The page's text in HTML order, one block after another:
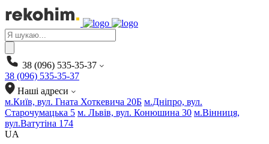
Products
search
38 (096) 535-35-37
38 (096) 535-35-37
Наші адреси
м.Київ, вул. Гната Хоткевича 20Б м.Дніпро, вул.
Старочумацька 5 м. Львів, вул. Конюшина 30 м.Вінниця,
вул.Ватутіна 174
UA